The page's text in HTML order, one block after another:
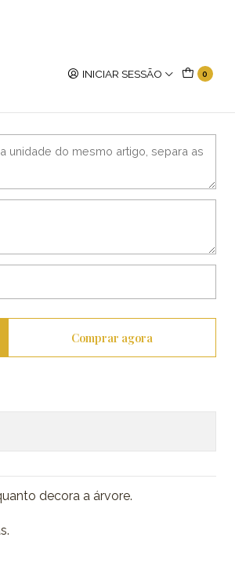
INICIAR SESSÃO 0
Comprar agora
decora a árvore.